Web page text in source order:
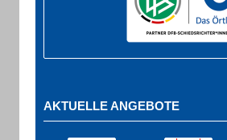
AKTUELLE ANGEBOTE